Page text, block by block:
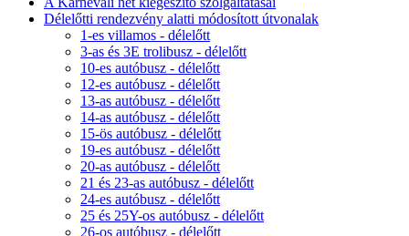
Délelőtti rendezvény alatti módosított útvonalak
1-es villamos - délelőtt
3-as és 3E trolibusz - délelőtt
10-es autóbusz - délelőtt
12-es autóbusz - délelőtt
13-as autóbusz - délelőtt
14-as autóbusz - délelőtt
15-ös autóbusz - délelőtt
19-es autóbusz - délelőtt
20-as autóbusz - délelőtt
21 és 23-as autóbusz - délelőtt
24-es autóbusz - délelőtt
25 és 25Y-os autóbusz - délelőtt
26-os autóbusz - délelőtt